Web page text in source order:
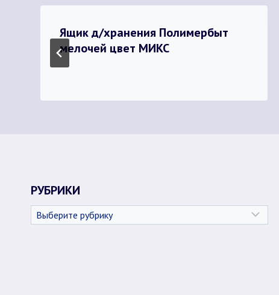
Ящик д/хранения Полимербыт
мелочей цвет МИКС
РУБРИКИ
Рубрики